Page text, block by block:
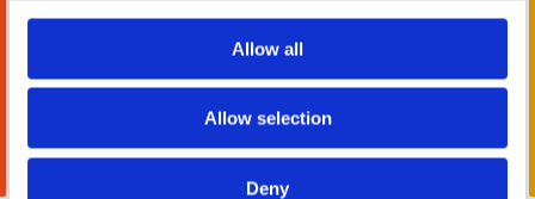
Allow all
Allow selection
Deny